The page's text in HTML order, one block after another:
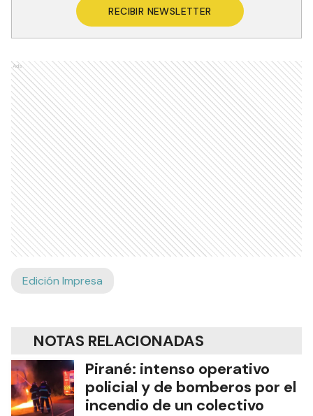
RECIBIR NEWSLETTER
Ads
Edición Impresa
NOTAS RELACIONADAS
Pirané: intenso operativo
policial y de bomberos por el
incendio de un colectivo